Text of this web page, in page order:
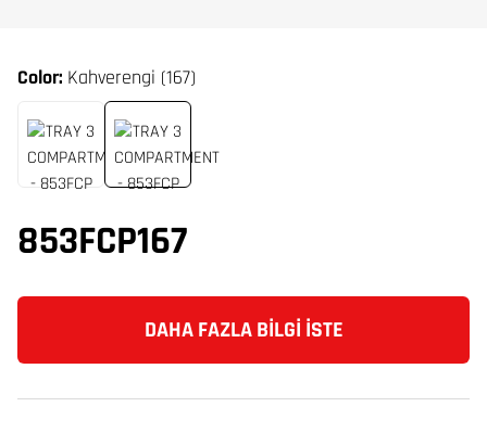
Color: Kahverengi (167)
853FCP167
DAHA FAZLA BILGI İSTE